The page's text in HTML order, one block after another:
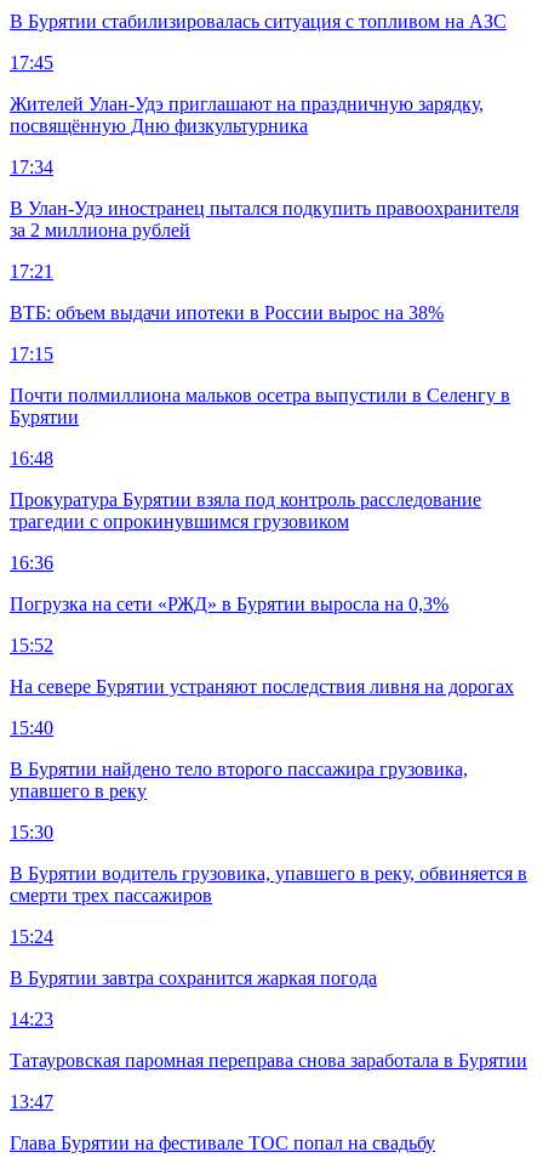
В Бурятии стабилизировалась ситуация с топливом на АЗС
17:45
Жителей Улан-Удэ приглашают на праздничную зарядку,
посвящённую Дню физкультурника
17:34
В Улан-Удэ иностранец пытался подкупить правоохранителя
за 2 миллиона рублей
17:21
ВТБ: объем выдачи ипотеки в России вырос на 38%
17:15
Почти полмиллиона мальков осетра выпустили в Селенгу в
Бурятии
16:48
Прокуратура Бурятии взяла под контроль расследование
трагедии с опрокинувшимся грузовиком
16:36
Погрузка на сети «РЖД» в Бурятии выросла на 0,3%
15:52
На севере Бурятии устраняют последствия ливня на дорогах
15:40
В Бурятии найдено тело второго пассажира грузовика,
упавшего в реку
15:30
В Бурятии водитель грузовика, упавшего в реку, обвиняется в
смерти трех пассажиров
15:24
В Бурятии завтра сохранится жаркая погода
14:23
Татауровская паромная переправа снова заработала в Бурятии
13:47
Глава Бурятии на фестивале ТОС попал на свадьбу